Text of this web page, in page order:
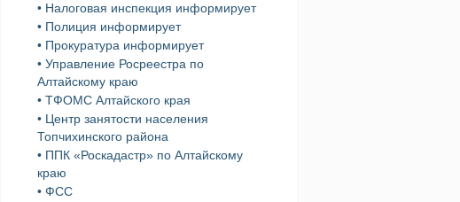
• Налоговая инспекция информирует
• Полиция информирует
• Прокуратура информирует
• Управление Росреестра по
Алтайскому краю
• ТФОМС Алтайского края
• Центр занятости населения
Топчихинского района
• ППК «Роскадастр» по Алтайскому
краю
• ФСС